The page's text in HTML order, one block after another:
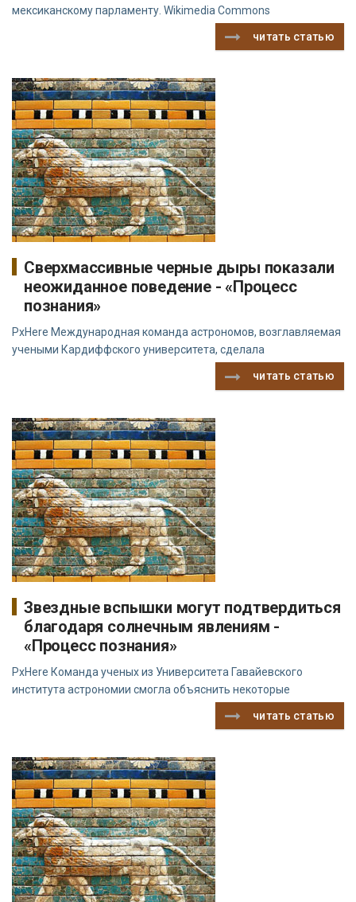
мексиканскому парламенту. Wikimedia Commons
читать статью
Сверхмассивные черные дыры показали
неожиданное поведение - «Процесс
познания»
PxHere Международная команда астрономов, возглавляемая
учеными Кардиффского университета, сделала
читать статью
Звездные вспышки могут подтвердиться
благодаря солнечным явлениям -
«Процесс познания»
PxHere Команда ученых из Университета Гавайевского
института астрономии смогла объяснить некоторые
читать статью